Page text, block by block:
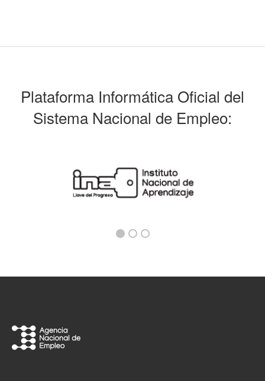
Plataforma Informática Oficial del
Sistema Nacional de Empleo: